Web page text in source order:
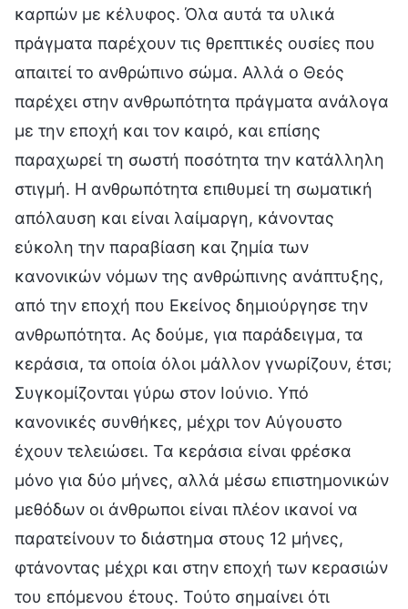
καρπών με κέλυφος. Όλα αυτά τα υλικά
πράγματα παρέχουν τις θρεπτικές ουσίες που
απαιτεί το ανθρώπινο σώμα. Αλλά ο Θεός
παρέχει στην ανθρωπότητα πράγματα ανάλογα
με την εποχή και τον καιρό, και επίσης
παραχωρεί τη σωστή ποσότητα την κατάλληλη
στιγμή. Η ανθρωπότητα επιθυμεί τη σωματική
απόλαυση και είναι λαίμαργη, κάνοντας
εύκολη την παραβίαση και ζημία των
κανονικών νόμων της ανθρώπινης ανάπτυξης,
από την εποχή που Εκείνος δημιούργησε την
ανθρωπότητα. Ας δούμε, για παράδειγμα, τα
κεράσια, τα οποία όλοι μάλλον γνωρίζουν, έτσι;
Συγκομίζονται γύρω στον Ιούνιο. Υπό
κανονικές συνθήκες, μέχρι τον Αύγουστο
έχουν τελειώσει. Τα κεράσια είναι φρέσκα
μόνο για δύο μήνες, αλλά μέσω επιστημονικών
μεθόδων οι άνθρωποι είναι πλέον ικανοί να
παρατείνουν το διάστημα στους 12 μήνες,
φτάνοντας μέχρι και στην εποχή των κερασιών
του επόμενου έτους. Τούτο σημαίνει ότι